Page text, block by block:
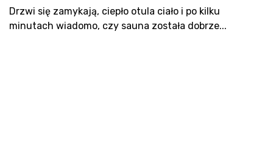
Drzwi się zamykają, ciepło otula ciało i po kilku
minutach wiadomo, czy sauna została dobrze...